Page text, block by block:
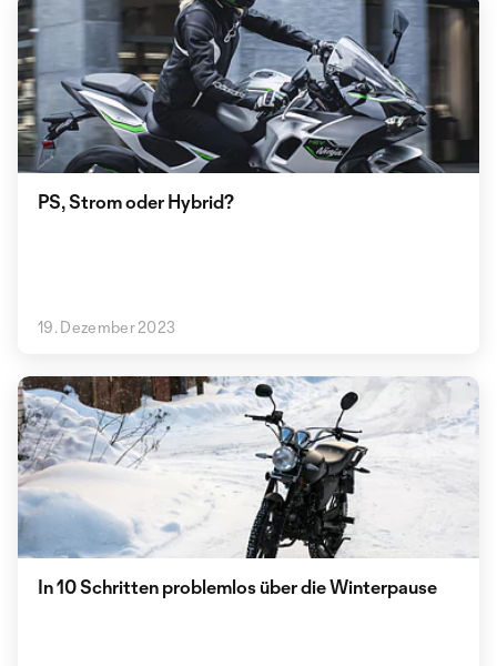
PS, Strom oder Hybrid?
19. Dezember 2023
In 10 Schritten problemlos über die Winterpause